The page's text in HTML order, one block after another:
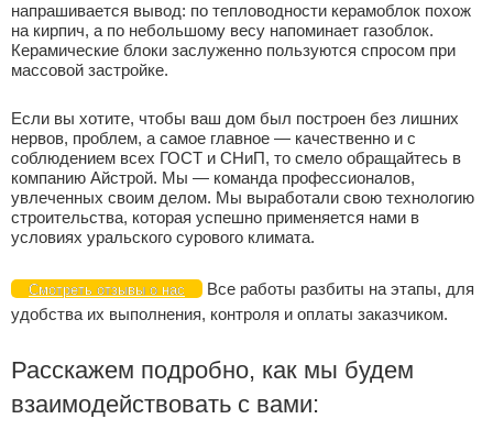
напрашивается вывод: по тепловодности керамоблок похож
на кирпич, а по небольшому весу напоминает газоблок.
Керамические блоки заслуженно пользуются спросом при
массовой застройке.
Если вы хотите, чтобы ваш дом был построен без лишних
нервов, проблем, а самое главное — качественно и с
соблюдением всех ГОСТ и СНиП, то смело обращайтесь в
компанию Айстрой. Мы — команда профессионалов,
увлеченных своим делом. Мы выработали свою технологию
строительства, которая успешно применяется нами в
условиях уральского сурового климата.
Смотреть отзывы о нас
Все работы разбиты на этапы, для
удобства их выполнения, контроля и оплаты заказчиком.
Расскажем подробно, как мы будем
взаимодействовать с вами: